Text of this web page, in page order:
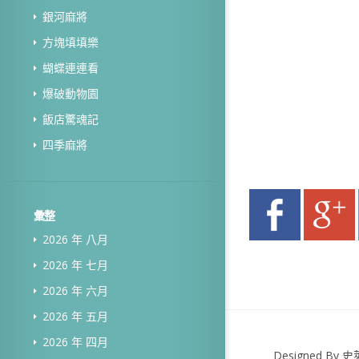
銀河麻將
方塊填填樂
蝴蝶連連看
爆破動物園
飯店驚魂記
四季麻將
彙整
2026 年 八月
2026 年 七月
2026 年 六月
2026 年 五月
2026 年 四月
Designed By 史